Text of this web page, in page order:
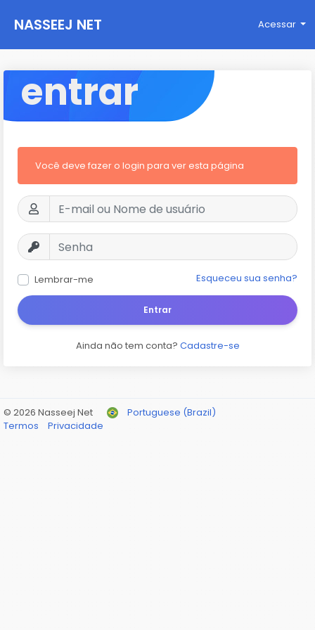
NASSEEJ NET Acessar
entrar
Você deve fazer o login para ver esta página
Lembrar-me Esqueceu sua senha?
Entrar
Ainda não tem conta? Cadastre-se
© 2026 Nasseej Net
Portuguese (Brazil)
Termos
Privacidade